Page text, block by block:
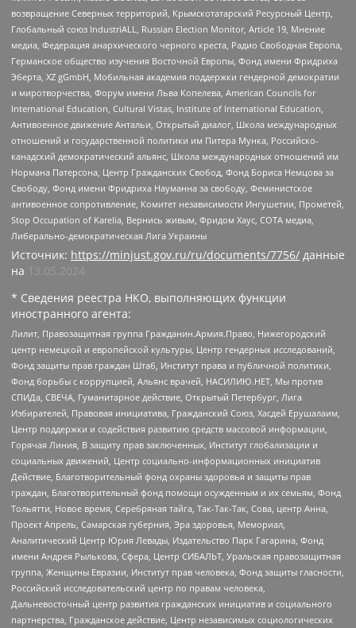
возвращение Северных территорий, Крымскотатарский Ресурсный Центр,
Глобальный союз IndustriALL, Russian Election Monitor, Article 19, Мнение
медиа, Федерация анархического черного креста, Радио Свободная Европа,
Германское общество изучения Восточной Европы, Фонд имени Фридриха
Эберта, XZ gGmbH, Мобильная академия поддержки гендерной демократии
и миротворчества, Форум имени Льва Копелева, American Councils for
International Education, Cultural Vistas, Institute of International Education,
Антивоенное движение Антальи, Открытый диалог, Школа международных
отношений и государственной политики им Питера Мунка, Российско-
канадский демократический альянс, Школа международных отношений им
Нормана Патерсона, Центр Гражданских Свобод, Фонд Бориса Немцова за
Свободу, Фонд имени Фридриха Науманна за свободу, Феминистское
антивоенное сопротивление, Комитет независимости Ингушетии, Прометей,
Stop Occupation of Karelia, Вернись живым, Фридом Хаус, СОТА медиа,
Либерально-демократическая Лига Украины
Источник: https://minjust.gov.ru/ru/documents/7756/ данные
на
13.05.2024
* Сведения реестра НКО, выполняющих функции
иностранного агента:
Лилит, Правозащитная группа Гражданин.Армия.Право, Нижегородский
центр немецкой и европейской культуры, Центр гендерных исследований,
Фонд защиты прав граждан Штаб, Институт права и публичной политики,
Фонд борьбы с коррупцией, Альянс врачей, НАСИЛИЮ.НЕТ, Мы против
СПИДа, СВЕЧА, Гуманитарное действие, Открытый Петербург, Лига
Избирателей, Правовая инициатива, Гражданский Союз, Хасдей Ерушалаим,
Центр поддержки и содействия развитию средств массовой информации,
Горячая Линия, В защиту прав заключенных, Институт глобализации и
социальных движений, Центр социально-информационных инициатив
Действие, Благотворительный фонд охраны здоровья и защиты прав
граждан, Благотворительный фонд помощи осужденным и их семьям, Фонд
Тольятти, Новое время, Серебряная тайга, Так-Так-Так, Сова, центр Анна,
Проект Апрель, Самарская губерния, Эра здоровья, Мемориал,
Аналитический Центр Юрия Левады, Издательство Парк Гагарина, Фонд
имени Андрея Рылькова, Сфера, Центр СИБАЛЬТ, Уральская правозащитная
группа, Женщины Евразии, Институт прав человека, Фонд защиты гласности,
Российский исследовательский центр по правам человека,
Дальневосточный центр развития гражданских инициатив и социального
партнерства, Гражданское действие, Центр независимых социологических